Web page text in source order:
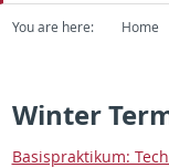
You are here: Home
Winter
Ba­sis­prak­tikum: